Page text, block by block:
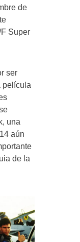
de
Super
ser
película
una
aún
de la